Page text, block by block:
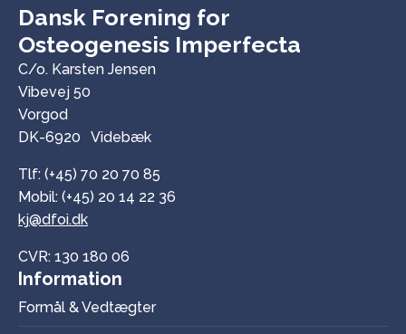
Dansk Forening for
Osteogenesis Imperfecta
C/o. Karsten Jensen
Vibevej 50
Vorgod
DK-6920 Videbæk
Tlf: (+45) 70 20 70 85
Mobil: (+45) 20 14 22 36
kj@dfoi.dk
CVR: 130 180 06
Information
Formål & Vedtægter